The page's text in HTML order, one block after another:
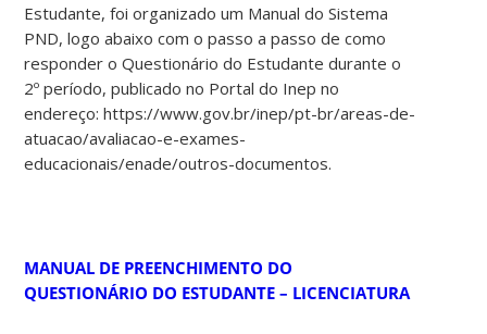
Estudante, foi organizado um Manual do Sistema
PND, logo abaixo com o passo a passo de como
responder o Questionário do Estudante durante o
2º período, publicado no Portal do Inep no
endereço: https://www.gov.br/inep/pt-br/areas-de-
atuacao/avaliacao-e-exames-
educacionais/enade/outros-documentos.
MANUAL DE PREENCHIMENTO DO
QUESTIONÁRIO DO ESTUDANTE – LICENCIATURA